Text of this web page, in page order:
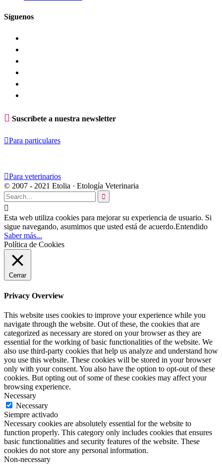
Síguenos
 Suscríbete a nuestra newsletter
Para particulares
Para veterinarios
© 2007 - 2021 Etolia · Etología Veterinaria


Esta web utiliza cookies para mejorar su experiencia de usuario. Si
sigue navegando, asumimos que usted está de acuerdo.Entendido
Saber más...
Política de Cookies
Cerrar
Privacy Overview
This website uses cookies to improve your experience while you
navigate through the website. Out of these, the cookies that are
categorized as necessary are stored on your browser as they are
essential for the working of basic functionalities of the website. We
also use third-party cookies that help us analyze and understand how
you use this website. These cookies will be stored in your browser
only with your consent. You also have the option to opt-out of these
cookies. But opting out of some of these cookies may affect your
browsing experience.
Necessary
Necessary
Siempre activado
Necessary cookies are absolutely essential for the website to
function properly. This category only includes cookies that ensures
basic functionalities and security features of the website. These
cookies do not store any personal information.
Non-necessary